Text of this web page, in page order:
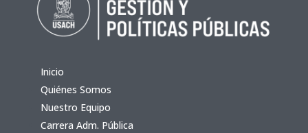
Inicio
Quiénes Somos
Nuestro Equipo
Carrera Adm. Pública